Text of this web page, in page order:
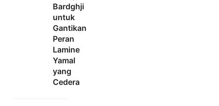
Bardghji
untuk
Gantikan
Peran
Lamine
Yamal
yang
Cedera